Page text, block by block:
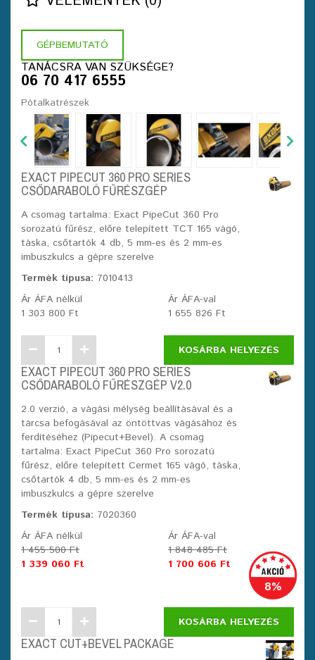
GÉPBEMUTATÓ
TANÁCSRA VAN SZÜKSÉGE?
06 70 417 6555
Pótalkatrészek
EXACT PIPECUT 360 PRO SERIES
CSŐDARABOLÓ FŰRÉSZGÉP
A csomag tartalma: Exact PipeCut 360 Pro
sorozatú fűrész, előre telepített TCT 165 vágó,
táska, csőtartók 4 db, 5 mm-es és 2 mm-es
imbuszkulcs a gépre szerelve
Termék típusa: 7010413
Ár ÁFA nélkül
1 303 800 Ft
Ár ÁFA-val
1 655 826 Ft
KOSÁRBA HELYEZÉS
EXACT PIPECUT 360 PRO SERIES
CSŐDARABOLÓ FŰRÉSZGÉP V2.0
2.0 verzió, a vágási mélység beállításával és a
tárcsa befogásával az öntöttvas vágásához és
ferdítéséhez (Pipecut+Bevel). A csomag
tartalma: Exact PipeCut 360 Pro sorozatú
fűrész, előre telepített Cermet 165 vágó, táska,
csőtartók 4 db, 5 mm-es és 2 mm-es
imbuszkulcs a gépre szerelve
Termék típusa: 7020360
Ár ÁFA nélkül
1 455 500 Ft
1 339 060 Ft
Ár ÁFA-val
1 848 485 Ft
1 700 606 Ft
8%
KOSÁRBA HELYEZÉS
EXACT CUT+BEVEL PACKAGE